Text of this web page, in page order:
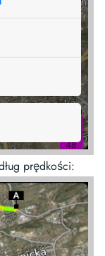
prędkości: